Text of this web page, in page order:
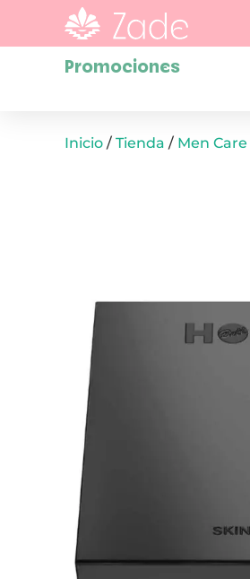
Promociones
Inicio / Tienda / Men Care